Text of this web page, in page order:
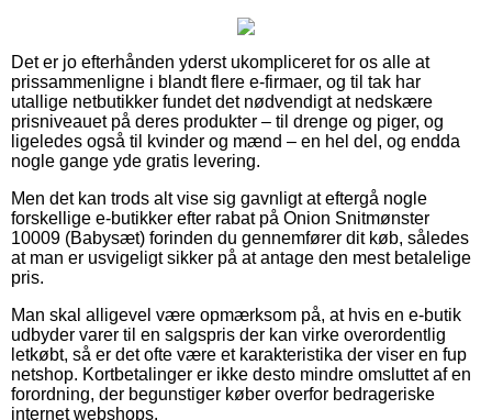
Det er jo efterhånden yderst ukompliceret for os alle at
prissammenligne i blandt flere e-firmaer, og til tak har
utallige netbutikker fundet det nødvendigt at nedskære
prisniveauet på deres produkter – til drenge og piger, og
ligeledes også til kvinder og mænd – en hel del, og endda
nogle gange yde gratis levering.
Men det kan trods alt vise sig gavnligt at eftergå nogle
forskellige e-butikker efter rabat på Onion Snitmønster
10009 (Babysæt) forinden du gennemfører dit køb, således
at man er usvigeligt sikker på at antage den mest betalelige
pris.
Man skal alligevel være opmærksom på, at hvis en e-butik
udbyder varer til en salgspris der kan virke overordentlig
letkøbt, så er det ofte være et karakteristika der viser en fup
netshop. Kortbetalinger er ikke desto mindre omsluttet af en
forordning, der begunstiger køber overfor bedrageriske
internet webshops.